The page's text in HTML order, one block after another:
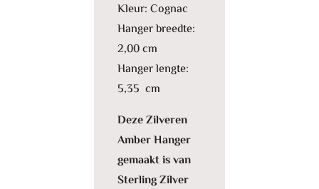
Kleur: Cognac
Hanger breedte:
2,00 cm
Hanger lengte:
5,35 cm
Deze Zilveren
Amber Hanger
gemaakt is van
Sterling Zilver